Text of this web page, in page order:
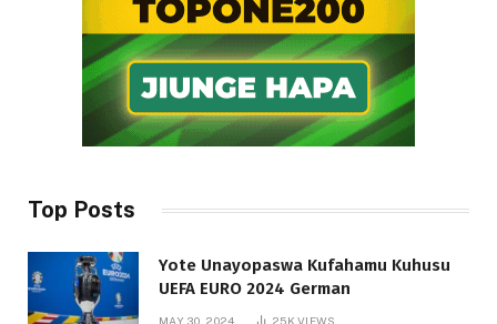
Top Posts
Yote Unayopaswa Kufahamu Kuhusu
UEFA EURO 2024 German
MAY 30, 2024 25KVIEWS